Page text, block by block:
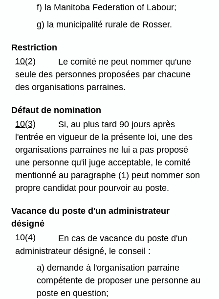
f) la Manitoba Federation of Labour;
g) la municipalité rurale de Rosser.
Restriction
10(2)
Le comité ne peut nommer qu'une
seule des personnes proposées par chacune
des organisations parraines.
Défaut de nomination
10(3)
Si, au plus tard 90 jours après
l'entrée en vigueur de la présente loi, une des
organisations parraines ne lui a pas proposé
une personne qu'il juge acceptable, le comité
mentionné au paragraphe (1) peut nommer son
propre candidat pour pourvoir au poste.
Vacance du poste d'un administrateur
désigné
10(4)
En cas de vacance du poste d'un
administrateur désigné, le conseil :
a) demande à l'organisation parraine
compétente de proposer une personne au
poste en question;